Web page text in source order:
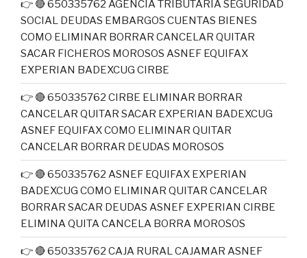
👉 🔴 650335762 AGENCIA TRIBUTARIA SEGURIDAD
SOCIAL DEUDAS EMBARGOS CUENTAS BIENES
COMO ELIMINAR BORRAR CANCELAR QUITAR
SACAR FICHEROS MOROSOS ASNEF EQUIFAX
EXPERIAN BADEXCUG CIRBE
👉 🔴 650335762 CIRBE ELIMINAR BORRAR
CANCELAR QUITAR SACAR EXPERIAN BADEXCUG
ASNEF EQUIFAX COMO ELIMINAR QUITAR
CANCELAR BORRAR DEUDAS MOROSOS
👉 🔴 650335762 ASNEF EQUIFAX EXPERIAN
BADEXCUG COMO ELIMINAR QUITAR CANCELAR
BORRAR SACAR DEUDAS ASNEF EXPERIAN CIRBE
ELIMINA QUITA CANCELA BORRA MOROSOS
👉 🔴 650335762 CAJA RURAL CAJAMAR ASNEF